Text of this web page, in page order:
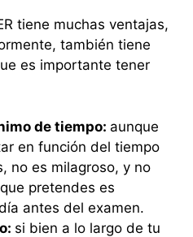
tiene muchas ventajas,
también tiene
es importante tener
de tiempo: aunque
en función del tiempo
no es milagroso, y no
pretendes es
antes del examen.
si bien a lo largo de tu